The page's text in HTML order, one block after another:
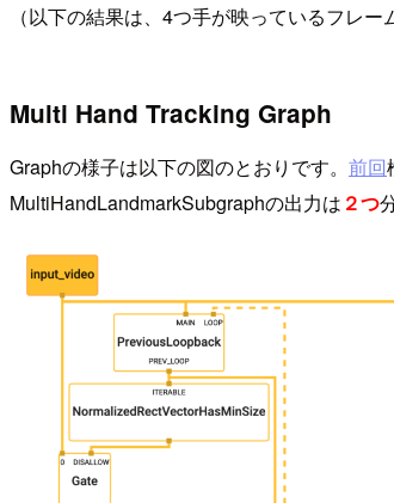
（以下の結果は、4つ手が映っているフレー
Multi Hand Tracking Graph
Graphの様子は以下の図のとおりです。 前回
MultiHandLandmarkSubgraphの出力は ２つ